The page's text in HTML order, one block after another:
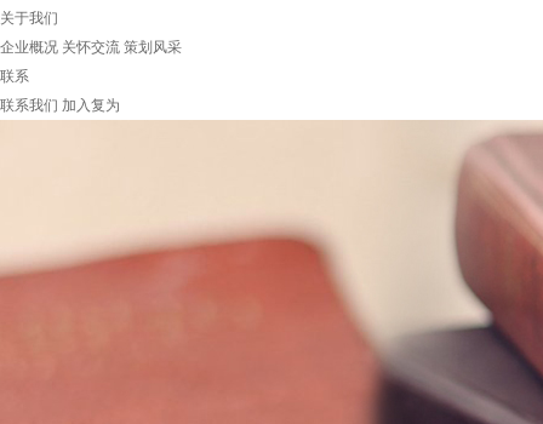
关于我们
企业概况 关怀交流 策划风采
联系
联系我们 加入复为